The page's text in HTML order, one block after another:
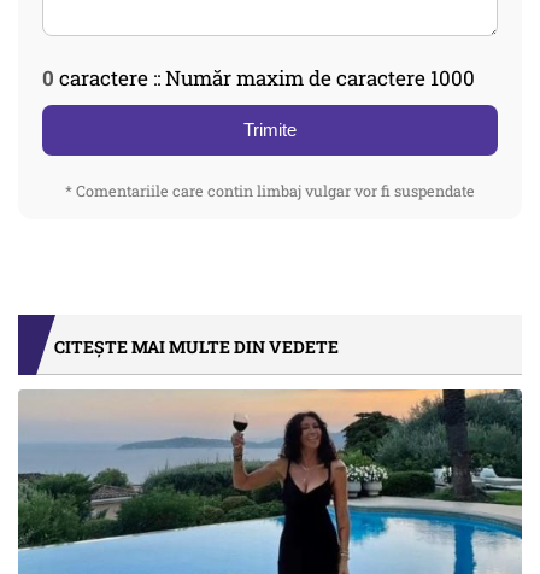
0 caractere :: Număr maxim de caractere 1000
Trimite
* Comentariile care contin limbaj vulgar vor fi suspendate
CITEȘTE MAI MULTE DIN VEDETE